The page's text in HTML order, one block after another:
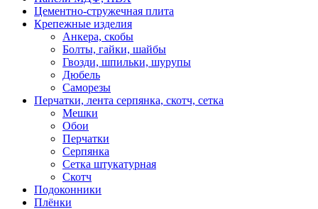
Цементно-стружечная плита
Крепежные изделия
Анкера, скобы
Болты, гайки, шайбы
Гвозди, шпильки, шурупы
Дюбель
Саморезы
Перчатки, лента серпянка, скотч, сетка
Мешки
Обои
Перчатки
Серпянка
Сетка штукатурная
Скотч
Подоконники
Плёнки